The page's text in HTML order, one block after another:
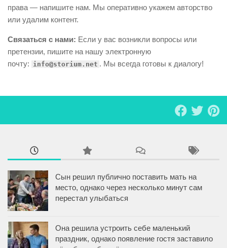
права — напишите нам. Мы оперативно укажем авторство
или удалим контент.
Связаться с нами: Если у вас возникли вопросы или
претензии, пишите на нашу электронную
почту: info@storium.net . Мы всегда готовы к диалогу!
Сын решил публично поставить мать на
место, однако через несколько минут сам
перестал улыбаться
Она решила устроить себе маленький
праздник, однако появление гостя заставило